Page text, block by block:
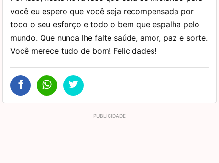
você eu espero que você seja recompensada por
todo o seu esforço e todo o bem que espalha pelo
mundo. Que nunca lhe falte saúde, amor, paz e sorte.
Você merece tudo de bom! Felicidades!